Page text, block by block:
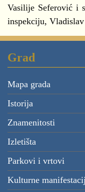
Vasilije Seferović i
inspekciju, Vladislav
Grad
Mapa grada
Istorija
Znamenitosti
Izletišta
Parkovi i vrtovi
Kulturne